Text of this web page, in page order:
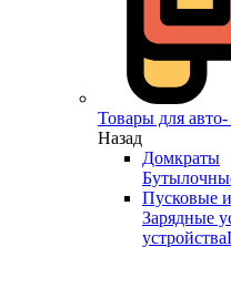
Товары для
Назад
Домкраты
Пусковые и
Зарядные
устройства